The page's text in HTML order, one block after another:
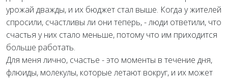
урожай дважды, и их бюджет стал выше. Когда у жителей
спросили, счастливы ли они теперь, - люди ответили, что
счастья у них стало меньше, потому что им приходится
больше работать.
Для меня лично, счастье - это моменты в течение дня,
флюиды, молекулы, которые летают вокруг, и их может